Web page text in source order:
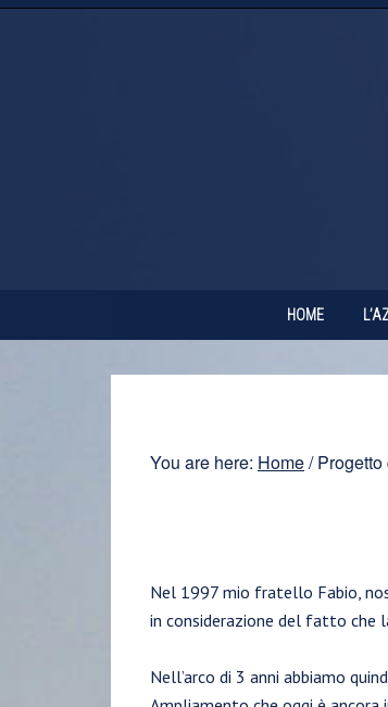
HOME
You are here: Home/Progetto
Nel 1997 mio fratello Fabio,
in considerazione del fatto che
Nell’arco di 3 anni abbiamo